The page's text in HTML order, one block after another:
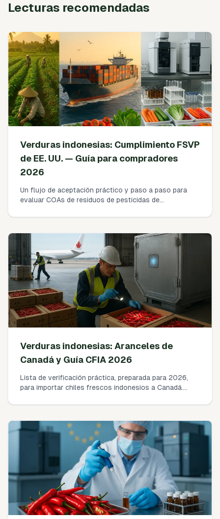
Lecturas recomendadas
Verduras indonesias: Cumplimiento FSVP
de EE. UU. — Guía para compradores
2026
Un flujo de aceptación práctico y paso a paso para
evaluar COAs de residuos de pesticidas de
FSVP de EE. UU. en 2026. Cómo mapear resultados a
establecer la frecuencia de análisis y documentar
actividades de verificación—además de qué hacer
cuando los resultados fallan.
Verduras indonesias: Aranceles de
Canadá y Guía CFIA 2026
Lista de verificación práctica, preparada para 2026,
para importar chiles frescos indonesios a Canadá.
condiciones AIRS de CFIA, asegurar certificado
los rechazos más comunes.